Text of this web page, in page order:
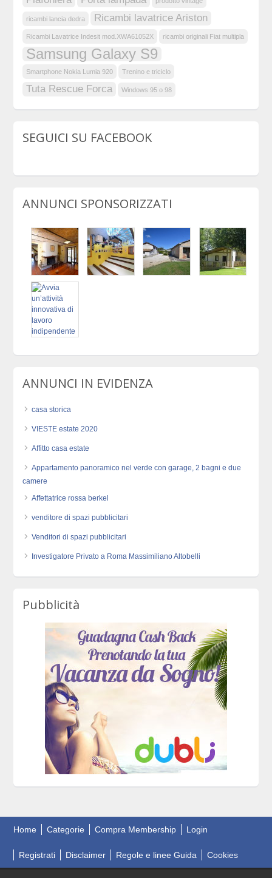
ricambi lancia dedra Ricambi lavatrice Ariston
Ricambi Lavatrice Indesit mod.XWA61052X ricambi originali Fiat multipla
Samsung Galaxy S9
Smartphone Nokia Lumia 920 Trenino e triciclo
Tuta Rescue Forca Windows 95 o 98
SEGUICI SU FACEBOOK
ANNUNCI SPONSORIZZATI
ANNUNCI IN EVIDENZA
casa storica
VIESTE estate 2020
Affitto casa estate
Appartamento panoramico nel verde con garage, 2 bagni e due
camere
Affettatrice rossa berkel
venditore di spazi pubblicitari
Venditori di spazi pubblicitari
Investigatore Privato a Roma Massimiliano Altobelli
Pubblicità
Home Categorie Compra Membership Login
Registrati Disclaimer Regole e linee Guida Cookies